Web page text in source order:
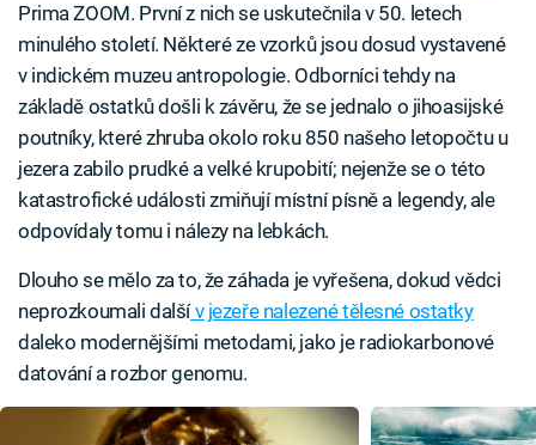
Prima ZOOM. První z nich se uskutečnila v 50. letech
minulého století. Některé ze vzorků jsou dosud vystavené
v indickém muzeu antropologie. Odborníci tehdy na
základě ostatků došli k závěru, že se jednalo o jihoasijské
poutníky, které zhruba okolo roku 850 našeho letopočtu u
jezera zabilo prudké a velké krupobití; nejenže se o této
katastrofické události zmiňují místní písně a legendy, ale
odpovídaly tomu i nálezy na lebkách.
Dlouho se mělo za to, že záhada je vyřešena, dokud vědci
neprozkoumali dalšív jezeře nalezené tělesné ostatky
daleko modernějšími metodami, jako je radiokarbonové
datování a rozbor genomu.